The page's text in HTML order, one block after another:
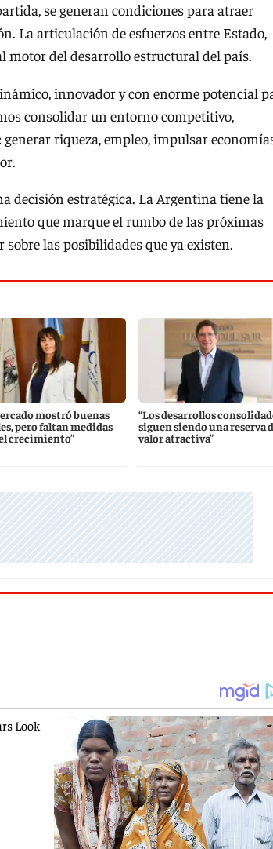
se generan condiciones para atraer
La articulación de esfuerzos entre Estado,
motor del desarrollo estructural del país.
innovador y con enorme potencial
consolidar un entorno competitivo,
riqueza, empleo, impulsar
decisión estratégica. La Argentina tiene la
que marque el rumbo de las próximas
las posibilidades que ya existen.
mostró buenas
pero faltan medidas
crecimiento”
“Los desarrollos
siguen siendo una reserva
valor atractiva”